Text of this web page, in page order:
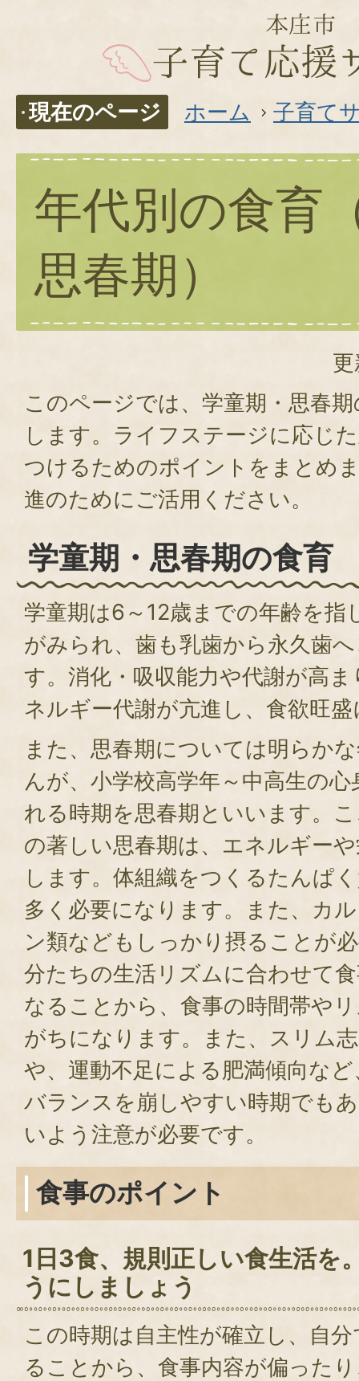
現在のページ ホーム 子育て
年代別の食育
思春期）
このページでは、学童期・思春
します。ライフステージに応じ
つけるためのポイントをまとめ
進のためにご活用ください。
学童期・思春期の食育
学童期は6～12歳までの年齢を指
がみられ、歯も乳歯から永久歯
す。消化・吸収能力や代謝が高
ネルギー代謝が亢進し、食欲旺
また、思春期については明らか
んが、小学校高学年～中高生の
れる時期を思春期といいます。
の著しい思春期は、エネルギー
します。体組織をつくるたんぱ
多く必要になります。また、カ
ン類などもしっかり摂ることが
分たちの生活リズムに合わせて
なることから、食事の時間帯や
がちになります。また、スリム
や、運動不足による肥満傾向な
バランスを崩しやすい時期でも
いよう注意が必要です。
食事のポイント
1日3食、規則正しい食生活を
うにしましょう
この時期は自主性が確立し、自
ることから、食事内容が偏った